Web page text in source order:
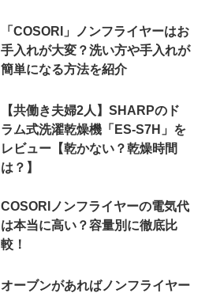
「COSORI」ノンフライヤーはお
手入れが大変？洗い方や手入れが
簡単になる方法を紹介
【共働き夫婦2人】SHARPのド
ラム式洗濯乾燥機「ES-S7H」を
レビュー【乾かない？乾燥時間
は？】
COSORIノンフライヤーの電気代
は本当に高い？容量別に徹底比
較！
オーブンがあればノンフライヤー